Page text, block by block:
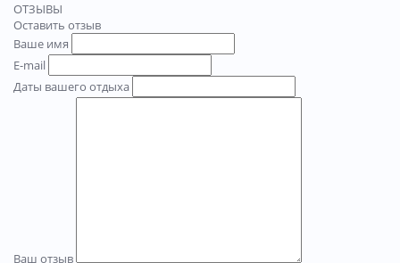
ОТЗЫВЫ
Оставить отзыв
Ваше имя
E-mail
Даты вашего отдыха
Ваш отзыв